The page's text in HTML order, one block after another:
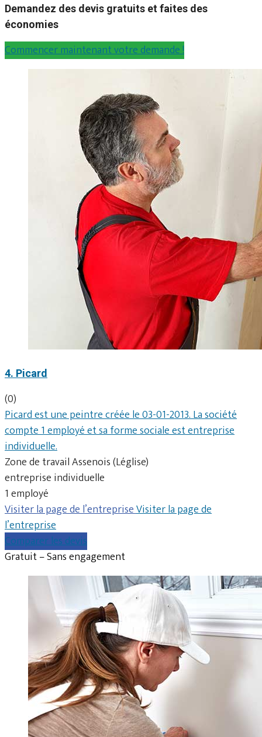
Demandez des devis gratuits et faites des
économies
Commencer maintenant votre demande !
4. Picard
(0)
Picard est une peintre créée le 03-01-2013. La société
compte 1 employé et sa forme sociale est entreprise
individuelle.
Zone de travail Assenois (Léglise)
entreprise individuelle
1 employé
Visiter la page de l’entrepriseVisiter la page de
l’entreprise
Comparer les devis
Gratuit – Sans engagement